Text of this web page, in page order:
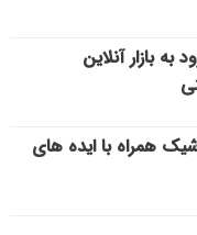
بازار آنلاین
همراه با ایده های